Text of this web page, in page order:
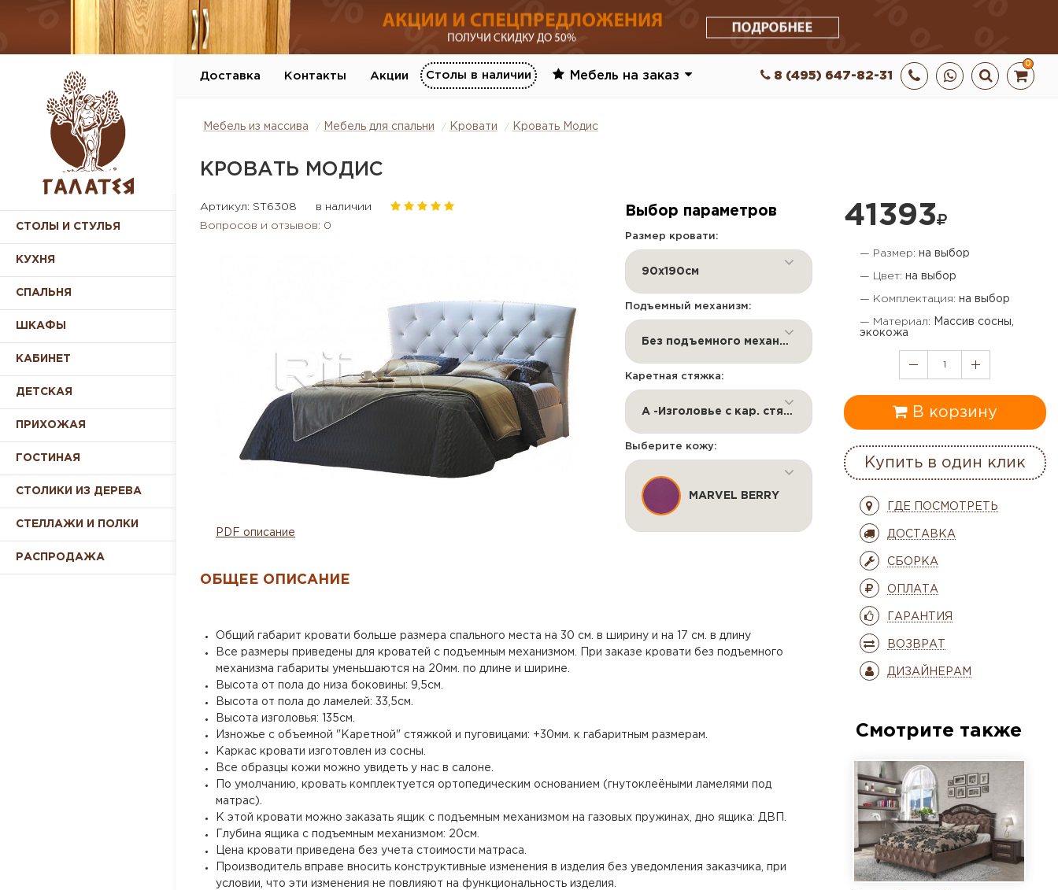
0
8 (495) 647-82-31
Доставка Контакты Акции Столы в наличии Мебель на заказ
СТОЛЫ И СТУЛЬЯ
КУХНЯ
СПАЛЬНЯ
ШКАФЫ
КАБИНЕТ
ДЕТСКАЯ
ПРИХОЖАЯ
ГОСТИНАЯ
СТОЛИКИ ИЗ ДЕРЕВА
СТЕЛЛАЖИ И ПОЛКИ
РАСПРОДАЖА
Мебель из массива Мебель для спальни Кровати Кровать Модис
КРОВАТЬ МОДИС
Артикул: ST6308
в наличии
Вопросов и отзывов: 0
PDF описание
41393
— Размер: на выбор
— Цвет: на выбор
— Комплектация: на выбор
— Материал:
Массив сосны,
экокожа
1
В корзину
Купить в один клик
ГДЕ ПОСМОТРЕТЬ
ДОСТАВКА
СБОРКА
ОПЛАТА
ГАРАНТИЯ
ВОЗВРАТ
ДИЗАЙНЕРАМ
Выбор параметров
Размер кровати:
90х190см
Подъемный механизм:
Без подъемного механизма
Каретная стяжка:
А -Изголовье с кар. стяжкой, гладкое изножье и боковины
Выберите кожу:
MARVEL BERRY
ОБЩЕЕ ОПИСАНИЕ
Общий габарит кровати больше размера спального места на 30 см. в ширину и на 17 см. в длину
Все размеры приведены для кроватей с подъемным механизмом. При заказе кровати без подъемного
механизма габариты уменьшаются на 20мм. по длине и ширине.
Высота от пола до низа боковины: 9,5см.
Высота от пола до ламелей: 33,5см.
Высота изголовья: 135см.
Изножье с объемной "Каретной" стяжкой и пуговицами: +30мм. к габаритным размерам.
Каркас кровати изготовлен из сосны.
Все образцы кожи можно увидеть у нас в салоне.
По умолчанию, кровать комплектуется ортопедическим основанием (гнутоклеёными ламелями под
матрас).
К этой кровати можно заказать ящик с подъемным механизмом на газовых пружинах, дно ящика: ДВП.
Глубина ящика с подъемным механизмом: 20см.
Цена кровати приведена без учета стоимости матраса.
Производитель вправе вносить конструктивные изменения в изделия без уведомления заказчика, при
условии, что эти изменения не повлияют на функциональность изделия.
Смотрите также